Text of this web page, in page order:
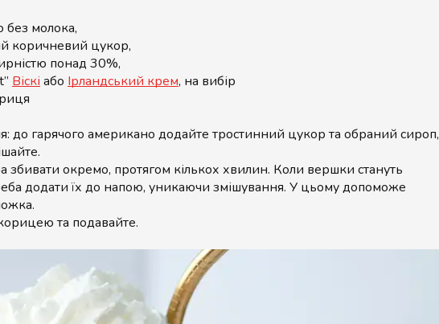
молока,
коричневий цукор,
понад 30%,
Віскі або Ірландський крем, на вибір
до гарячого американо додайте тростинний цукор та обраний сироп,
збивати окремо, протягом кількох хвилин. Коли вершки стануть
додати їх до напою, уникаючи змішування. У цьому допоможе
та подавайте.